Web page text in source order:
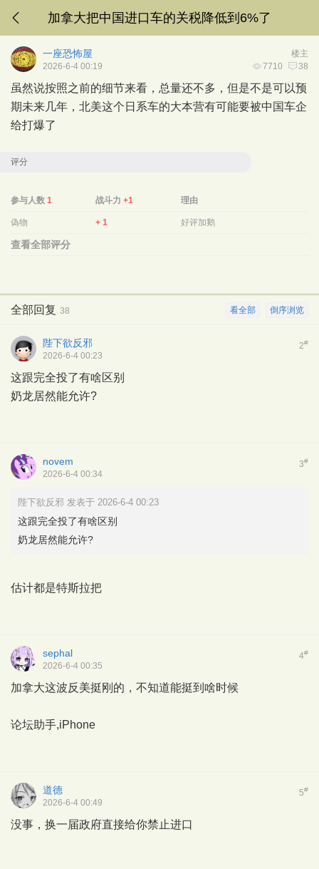
加拿大把中国进口车的关税降低到6%了
楼主
一座恐怖屋
7710 38
2026-6-4 00:19
虽然说按照之前的细节来看，总量还不多，但是不是可以预
期未来几年，北美这个日系车的大本营有可能要被中国车企
给打爆了
评分
参与人数 1 战斗力+1 理由
偽物 + 1 好评加鹅
查看全部评分
倒序浏览
看全部
全部回复 38
2#
陛下欲反邪
2026-6-4 00:23
这跟完全投了有啥区别
奶龙居然能允许?
3#
novem
2026-6-4 00:34
陛下欲反邪 发表于 2026-6-4 00:23
这跟完全投了有啥区别
奶龙居然能允许?
估计都是特斯拉把
4#
sephal
2026-6-4 00:35
加拿大这波反美挺刚的，不知道能挺到啥时候
论坛助手,iPhone
5#
道德
2026-6-4 00:49
没事，换一届政府直接给你禁止进口